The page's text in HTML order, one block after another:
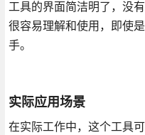
工具的界面简洁明了，没
很容易理解和使用，即使
手。
实际应用场景
在实际工作中，这个工具